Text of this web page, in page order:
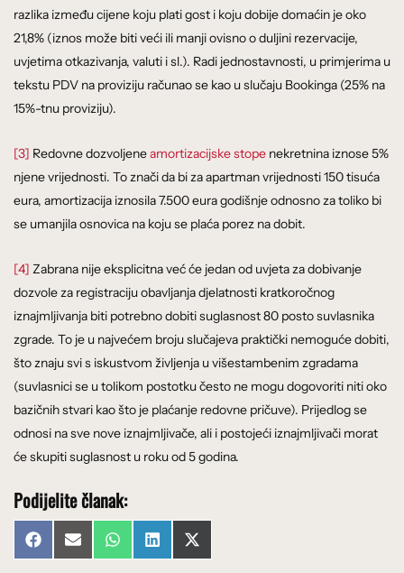
razlika između cijene koju plati gost i koju dobije domaćin je oko
21,8% (iznos može biti veći ili manji ovisno o duljini rezervacije,
uvjetima otkazivanja, valuti i sl.). Radi jednostavnosti, u primjerima u
tekstu PDV na proviziju računao se kao u slučaju Bookinga (25% na
15%-tnu proviziju).
[3] Redovne dozvoljeneamortizacijske stope nekretnina iznose 5%
njene vrijednosti. To znači da bi za apartman vrijednosti 150 tisuća
eura, amortizacija iznosila 7.500 eura godišnje odnosno za toliko bi
se umanjila osnovica na koju se plaća porez na dobit.
[4] Zabrana nije eksplicitna već će jedan od uvjeta za dobivanje
dozvole za registraciju obavljanja djelatnosti kratkoročnog
iznajmljivanja biti potrebno dobiti suglasnost 80 posto suvlasnika
zgrade. To je u najvećem broju slučajeva praktički nemoguće dobiti,
što znaju svi s iskustvom življenja u višestambenim zgradama
(suvlasnici se u tolikom postotku često ne mogu dogovoriti niti oko
bazičnih stvari kao što je plaćanje redovne pričuve). Prijedlog se
odnosi na sve nove iznajmljivače, ali i postojeći iznajmljivači morat
će skupiti suglasnost u roku od 5 godina.
Podijelite članak:
Share
on
FacebookShare
on
Email Share
on
WhatsAppShare
on
LinkedInShare
on
X
(Twitter)